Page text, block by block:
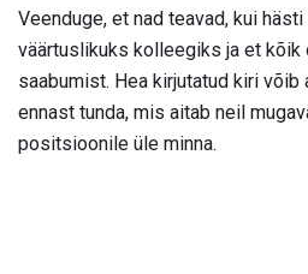
Veenduge, et nad teavad, kui
väärtuslikuks kolleegiks ja et kõik
saabumist. Hea kirjutatud kiri
ennast tunda, mis aitab neil
positsioonile üle minna.